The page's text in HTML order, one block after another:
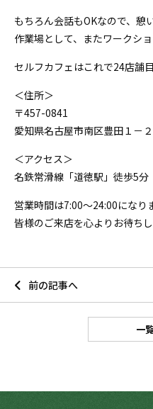
もちろん会話もOKなので、憩
作業場として、またワークシ
セルフカフェはこれで24店舗
＜住所＞
〒457-0841
愛知県名古屋市南区豊田１－
＜アクセス＞
名鉄常滑線「道徳駅」徒歩5分
営業時間は7:00～24:00になり
皆様のご来店を心よりお待ちし
前の記事へ
一